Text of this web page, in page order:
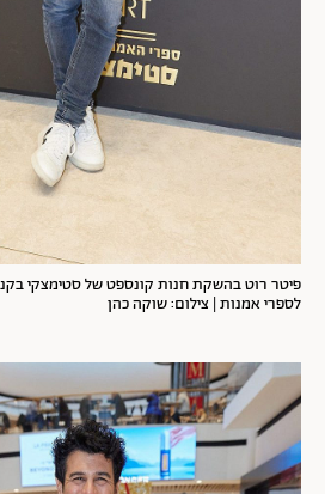
פיטר רוט בהשקת חנות קונספט של סטימצקי
לספרי אמנות | צילום: שוקה כהן